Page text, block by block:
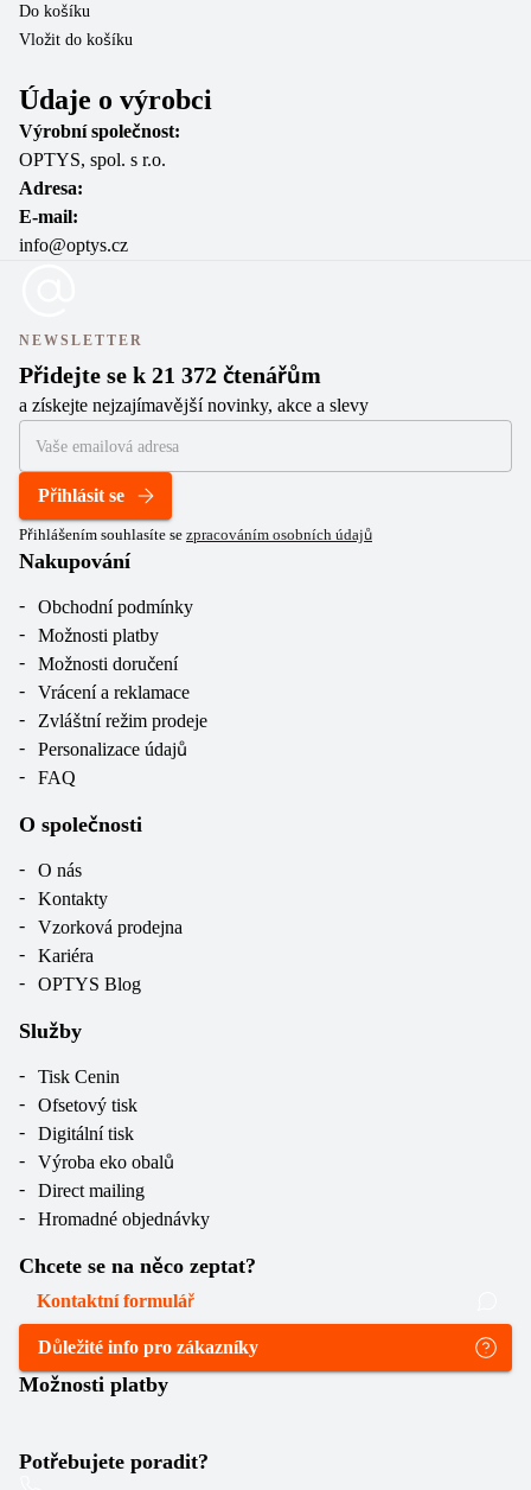
Do košíku
Vložit do košíku
Údaje o výrobci
Výrobní společnost:
OPTYS, spol. s r.o.
Adresa:
E-mail:
info@optys.cz
NEWSLETTER
Přidejte se k 21 372 čtenářům
a získejte nejzajímavější novinky, akce a slevy
Přihlásit se
Přihlášením souhlasíte se zpracováním osobních údajů
Nakupování
Obchodní podmínky
Možnosti platby
Možnosti doručení
Vrácení a reklamace
Zvláštní režim prodeje
Personalizace údajů
FAQ
O společnosti
O nás
Kontakty
Vzorková prodejna
Kariéra
OPTYS Blog
Služby
Tisk Cenin
Ofsetový tisk
Digitální tisk
Výroba eko obalů
Direct mailing
Hromadné objednávky
Chcete se na něco zeptat?
Kontaktní formulář
Důležité info pro zákazníky
Možnosti platby
Potřebujete poradit?